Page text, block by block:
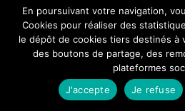
© Copyright - Union Nationale des
WordPress Theme
En poursuivant votre navigation,
Cookies pour réaliser des
le dépôt de cookies tiers destinés à
des boutons de partage, des
plateformes
J'accepte
Je refuse